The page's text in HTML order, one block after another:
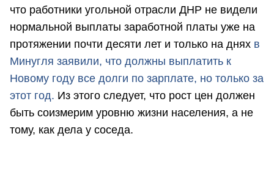
что работники угольной отрасли ДНР не видели
нормальной выплаты заработной платы уже на
протяжении почти десяти лет и только на днях в
Минугля заявили, что должны выплатить к
Новому году все долги по зарплате, но только за
этот год. Из этого следует, что рост цен должен
быть соизмерим уровню жизни населения, а не
тому, как дела у соседа.